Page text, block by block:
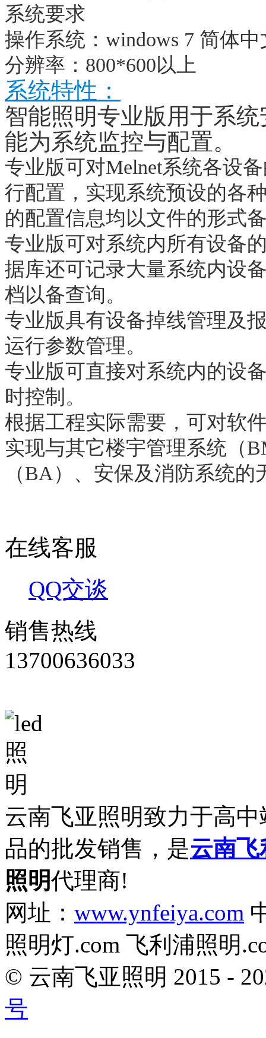
系统要求
操作系统：windows 7 简体
分辨率：800*600以上
系统特性：
智能照明专业版用于系
能为系统监控与配置。
专业版可对Melnet系统各设
行配置，实现系统预设的各
的配置信息均以文件的形式
专业版可对系统内所有设备
据库还可记录大量系统内设
档以备查询。
专业版具有设备掉线管理及
运行参数管理。
专业版可直接对系统内的设
时控制。
根据工程实际需要，可对软
实现与其它楼宇管理系统（
（BA）、安保及消防系统的
在线客服
QQ交谈
销售热线
13700636033
云南飞亚照明致力于高中
品的批发销售，是云南飞
照明代理商!
网址： www.ynfeiya.com
照明灯.com 飞利浦照明
© 云南飞亚照明 2015 -
号